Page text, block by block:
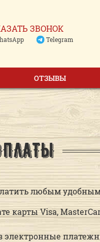
ЗВОНОК
Telegram
ОТЗЫВЫ
любым удобным
карты Visa,
электронные